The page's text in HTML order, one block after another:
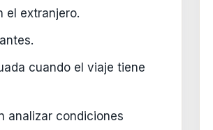
el extranjero.
cuando el viaje tiene
analizar condiciones